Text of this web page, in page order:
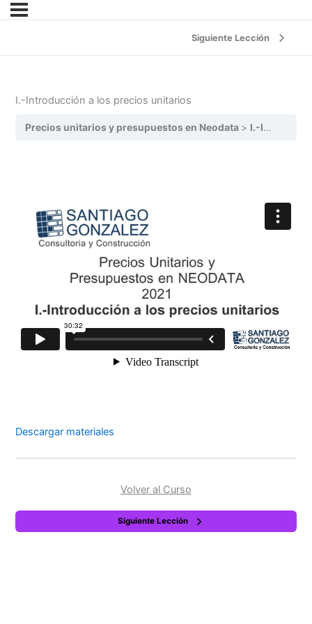
Siguiente Lección
I.-Introducción a los precios unitarios
Precios unitarios y presupuestos en Neodata I.-Introducción a los precios unitarios
Descargar materiales
Volver al Curso
Siguiente Lección